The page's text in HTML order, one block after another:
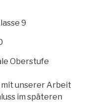
9
Oberstufe
mit unserer Arbeit
im späteren